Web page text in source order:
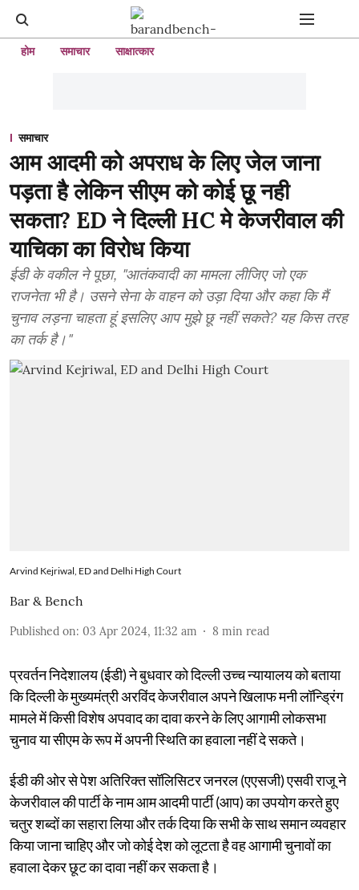
होम समाचार साक्षात्कार
समाचार
आम आदमी को अपराध के लिए जेल जाना
पड़ता है लेकिन सीएम को कोई छू नही
सकता? ED ने दिल्ली HC मे केजरीवाल की
याचिका का विरोध किया
ईडी के वकील ने पूछा, "आतंकवादी का मामला लीजिए जो एक
राजनेता भी है। उसने सेना के वाहन को उड़ा दिया और कहा कि मैं
चुनाव लड़ना चाहता हूं इसलिए आप मुझे छू नहीं सकते? यह किस तरह
का तर्क है।"
Arvind Kejriwal, ED and Delhi High Court
Bar & Bench
Published on: 03 Apr 2024, 11:32 am 8 min read
प्रवर्तन निदेशालय (ईडी) ने बुधवार को दिल्ली उच्च न्यायालय को बताया
कि दिल्ली के मुख्यमंत्री अरविंद केजरीवाल अपने खिलाफ मनी लॉन्ड्रिंग
मामले में किसी विशेष अपवाद का दावा करने के लिए आगामी लोकसभा
चुनाव या सीएम के रूप में अपनी स्थिति का हवाला नहीं दे सकते।
ईडी की ओर से पेश अतिरिक्त सॉलिसिटर जनरल (एएसजी) एसवी राजू ने
केजरीवाल की पार्टी के नाम आम आदमी पार्टी (आप) का उपयोग करते हुए
चतुर शब्दों का सहारा लिया और तर्क दिया कि सभी के साथ समान व्यवहार
किया जाना चाहिए और जो कोई देश को लूटता है वह आगामी चुनावों का
हवाला देकर छूट का दावा नहीं कर सकता है।